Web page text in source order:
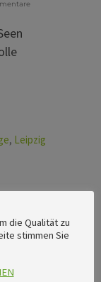
, Leipzig
die Qualität zu
stimmen Sie